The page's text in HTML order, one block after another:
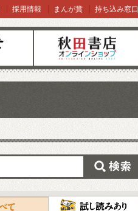
オンラインショップ
採用情報 まんが賞 持ち込み窓口